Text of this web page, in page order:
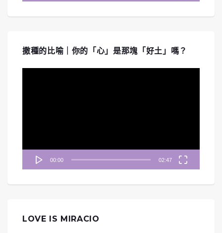
撒種的比喻｜你的「心」是那塊「好土」嗎？
00:00 02:47
LOVE IS MIRACIO